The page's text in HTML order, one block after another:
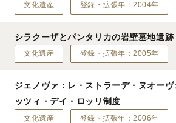
文化遺産 登録・拡張年：2004年
シラクーザとパンタリカの岩壁墓地遺跡
文化遺産 登録・拡張年：2005年
ジェノヴァ：レ・ストラーデ・ヌオーヴ
ッツィ・デイ・ロッリ制度
文化遺産 登録・拡張年：2006年